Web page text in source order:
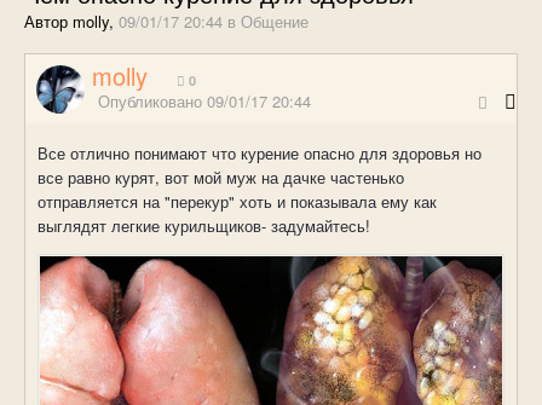
Автор molly, 09/01/17 20:44 в Общение
molly 0
Опубликовано 09/01/17 20:44
Все отлично понимают что курение опасно для здоровья но
все равно курят, вот мой муж на дачке частенько
отправляется на "перекур" хоть и показывала ему как
выглядят легкие курильщиков- задумайтесь!